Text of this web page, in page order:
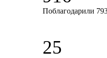
Поблагодарили
25